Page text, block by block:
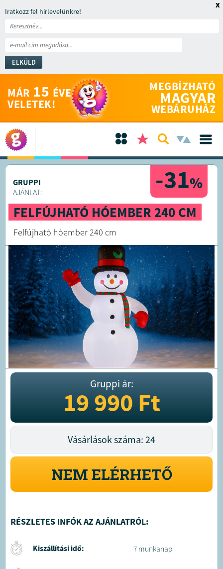
Iratkozz fel hírlevelünkre!
ELKÜLD
x
MÁR 15 ÉVE
VELETEK!
MEGBÍZHATÓ
MAGYAR
WEBÁRUHÁZ
-31%
GRUPPI
AJÁNLAT:
FELFÚJHATÓ HÓEMBER 240 CM
Felfújható hóember 240 cm
Gruppi ár:
19 990Ft
Vásárlások száma: 24
NEM ELÉRHETŐ
RÉSZLETES INFÓK AZ AJÁNLATRÓL:
Kiszállítási idő: 7 munkanap